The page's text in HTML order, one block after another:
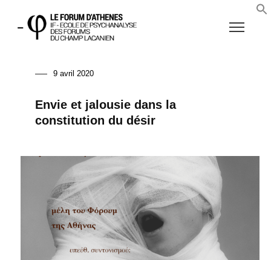
9 avril 2020
Envie et jalousie dans la
constitution du désir